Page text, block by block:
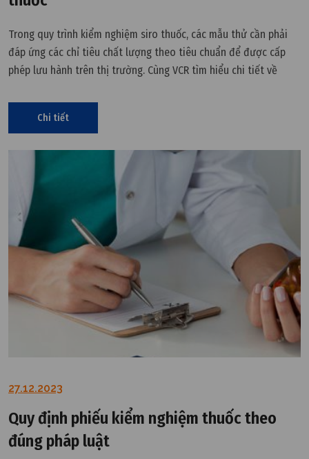
Trong quy trình kiểm nghiệm siro thuốc, các mẫu thử cần phải
đáp ứng các chỉ tiêu chất lượng theo tiêu chuẩn để được cấp
phép lưu hành trên thị trường. Cùng VCR tìm hiểu chi tiết về
đó là gì tại đây.
Chi tiết
27.12.2023
Quy định phiếu kiểm nghiệm thuốc theo
đúng pháp luật